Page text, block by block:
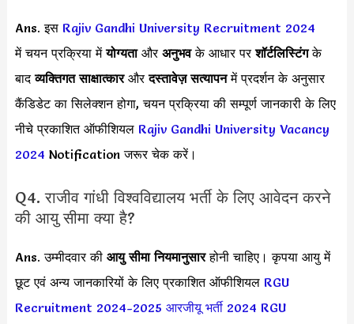
Ans. इस Rajiv Gandhi University Recruitment 2024
में चयन प्रक्रिया मेंयोग्यताऔरअनुभवके आधार परशॉर्टलिस्टिंगके
बादव्यक्तिगत साक्षात्कार औरदस्तावेज़ सत्यापनमें प्रदर्शन के अनुसार
कैंडिडेट का सिलेक्शन होगा, चयन प्रक्रिया की सम्पूर्ण जानकारी के लिए
नीचे प्रकाशित ऑफीशियल Rajiv Gandhi University Vacancy
2024 Notification जरूर चेक करें।
Q4. राजीव गांधी विश्वविद्यालय भर्ती के लिए आवेदन करने
की आयु सीमा क्या है?
Ans. उम्मीदवार की आयु सीमा नियमानुसारहोनी चाहिए। कृपया आयु में
छूट एवं अन्य जानकारियों के लिए प्रकाशित ऑफीशियल RGU
Recruitment 2024-2025 आरजीयू भर्ती 2024 RGU